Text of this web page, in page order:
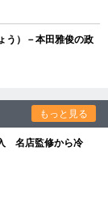
う）－本田雅俊の政
もっと見る
名店監修から冷